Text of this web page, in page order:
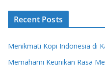
Recent Posts
Menikmati Kopi Indonesia di
Memahami Keunikan Rasa